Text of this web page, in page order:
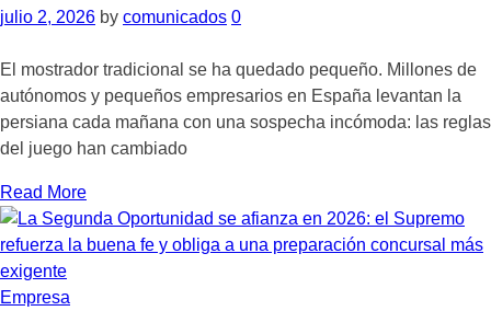
julio 2, 2026 by comunicados 0
El mostrador tradicional se ha quedado pequeño. Millones de
autónomos y pequeños empresarios en España levantan la
persiana cada mañana con una sospecha incómoda: las reglas
del juego han cambiado
Read More
Empresa